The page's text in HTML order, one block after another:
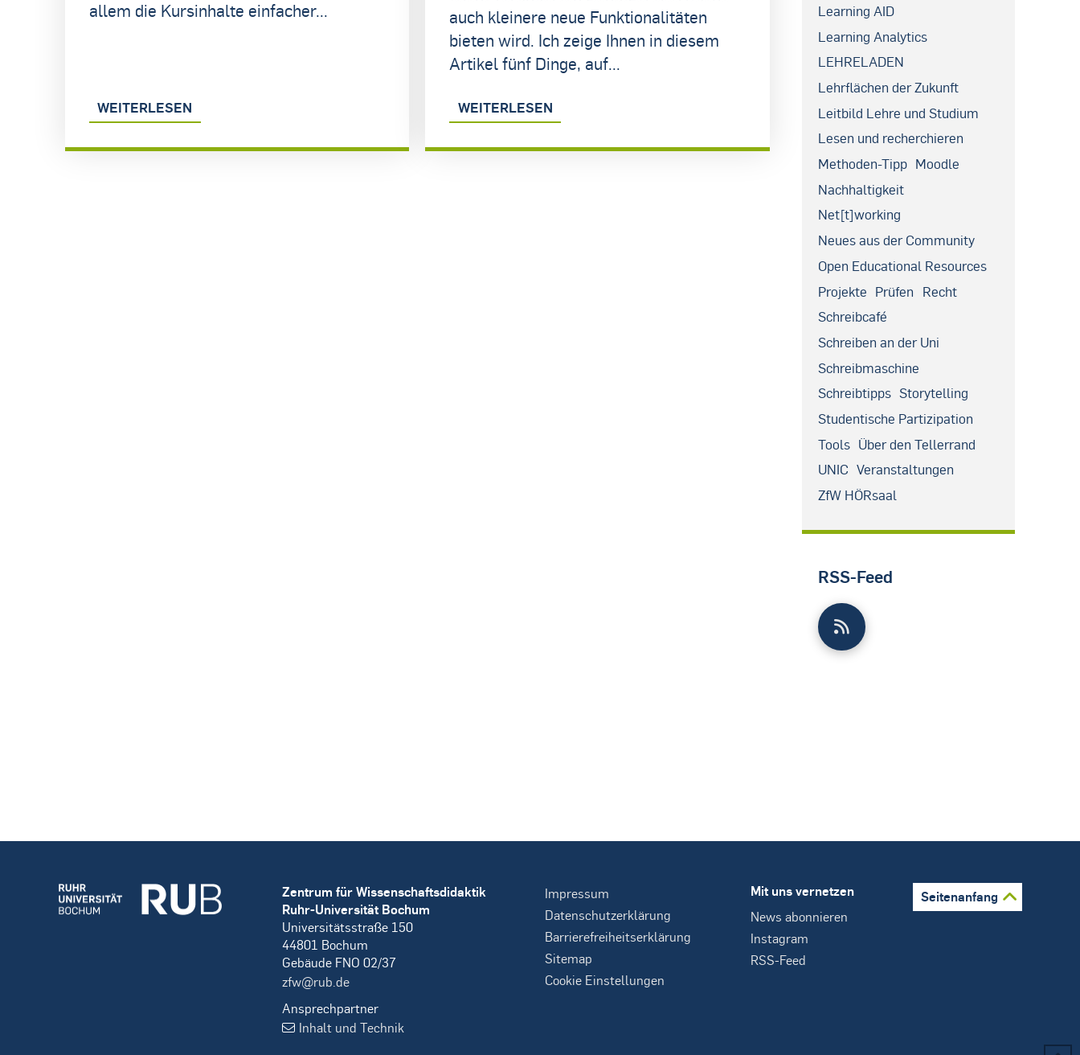
allem die Kursinhalte einfacher...
WEITERLESEN
auch kleinere neue Funktionalitäten
bieten wird. Ich zeige Ihnen in diesem
Artikel fünf Dinge, auf...
WEITERLESEN
Learning AID
Learning Analytics
LEHRELADEN
Lehrflächen der Zukunft
Leitbild Lehre und Studium
Lesen und recherchieren
Methoden-Tipp Moodle
Nachhaltigkeit
Net[t]working
Neues aus der Community
Open Educational Resources
Projekte Prüfen Recht
Schreibcafé
Schreiben an der Uni
Schreibmaschine
Schreibtipps Storytelling
Studentische Partizipation
Tools Über den Tellerrand
UNIC Veranstaltungen
ZfW HÖRsaal
RSS-Feed
Zentrum für Wissenschaftsdidaktik
Ruhr-Universität Bochum
Universitätsstraße 150
44801 Bochum
Gebäude FNO 02/37
zfw@rub.de
Ansprechpartner
Inhalt und Technik
Impressum
Datenschutzerklärung
Barrierefreiheitserklärung
Sitemap
Cookie Einstellungen
Mit uns vernetzen
News abonnieren
Instagram
RSS-Feed
Seitenanfang